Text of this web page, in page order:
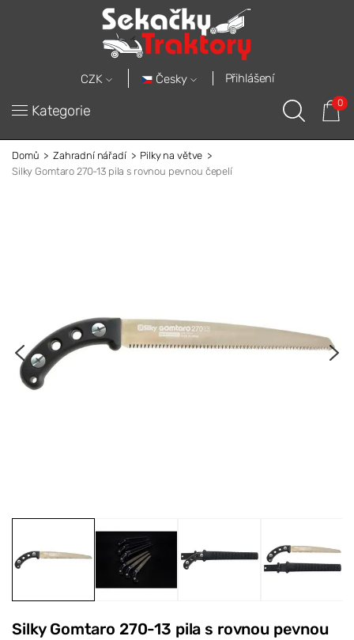
CZK Česky Přihlášení
Kategorie 0
Domů Zahradní nářadí
Pilky na větve
Silky Gomtaro 270-13 pila s rovnou pevnou čepelí
Silky Gomtaro 270-13 pila s rovnou pevnou